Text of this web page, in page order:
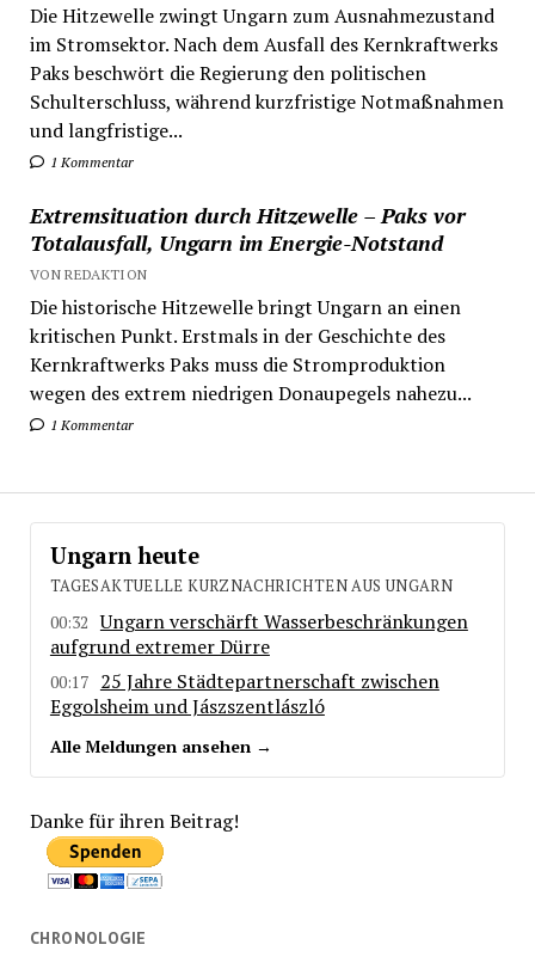
Die Hitzewelle zwingt Ungarn zum Ausnahmezustand
im Stromsektor. Nach dem Ausfall des Kernkraftwerks
Paks beschwört die Regierung den politischen
Schulterschluss, während kurzfristige Notmaßnahmen
und langfristige...
1 Kommentar
Extremsituation durch Hitzewelle – Paks vor
Totalausfall, Ungarn im Energie-Notstand
VON REDAKTION
Die historische Hitzewelle bringt Ungarn an einen
kritischen Punkt. Erstmals in der Geschichte des
Kernkraftwerks Paks muss die Stromproduktion
wegen des extrem niedrigen Donaupegels nahezu...
1 Kommentar
Ungarn heute
TAGESAKTUELLE KURZNACHRICHTEN AUS UNGARN
00:32
Ungarn verschärft Wasserbeschränkungen
aufgrund extremer Dürre
00:17
25 Jahre Städtepartnerschaft zwischen
Eggolsheim und Jászszentlászló
Alle Meldungen ansehen →
Danke für ihren Beitrag!
CHRONOLOGIE